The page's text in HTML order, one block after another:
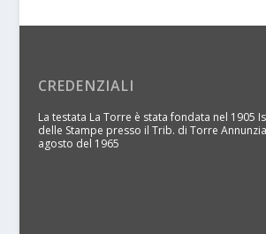
CREDENZIALI
La testata La Torre è stata fondata nel 1905
delle Stampe presso il Trib. di Torre
agosto del 1965